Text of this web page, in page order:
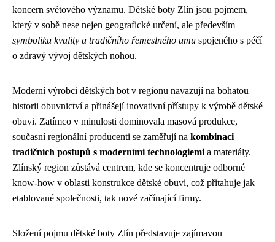
koncern světového významu. Dětské boty Zlín jsou pojmem,
který v sobě nese nejen geografické určení, ale především
symboliku kvality a tradičního řemeslného umu spojeného s péčí
o zdravý vývoj dětských nohou.
Moderní výrobci dětských bot v regionu navazují na bohatou
historii obuvnictví a přinášejí inovativní přístupy k výrobě dětské
obuvi. Zatímco v minulosti dominovala masová produkce,
současní regionální producenti se zaměřují na kombinaci
tradičních postupů s moderními technologiemi a materiály.
Zlínský region zůstává centrem, kde se koncentruje odborné
know-how v oblasti konstrukce dětské obuvi, což přitahuje jak
etablované společnosti, tak nové začínající firmy.
Složení pojmu dětské boty Zlín představuje zajímavou